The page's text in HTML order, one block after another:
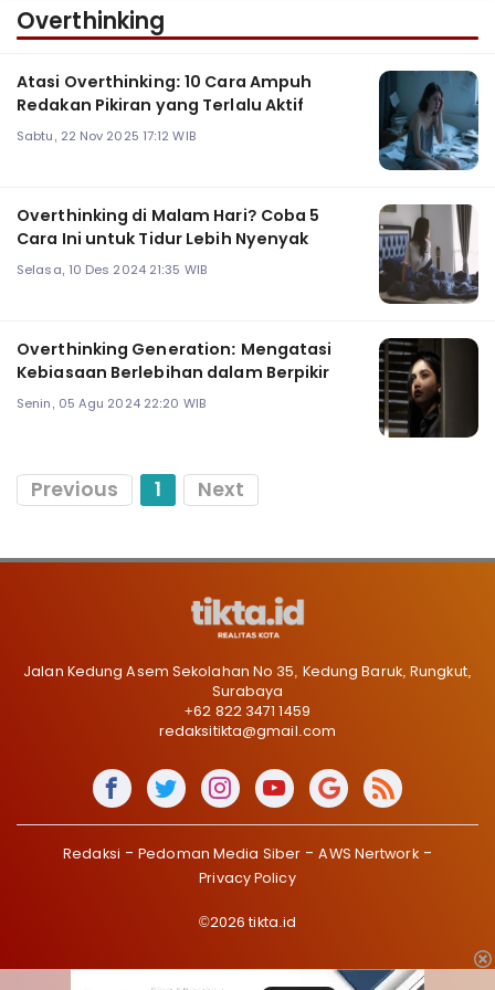
Overthinking
Atasi Overthinking: 10 Cara Ampuh
Redakan Pikiran yang Terlalu Aktif
Sabtu, 22 Nov 2025 17:12 WIB
Overthinking di Malam Hari? Coba 5
Cara Ini untuk Tidur Lebih Nyenyak
Selasa, 10 Des 2024 21:35 WIB
Overthinking Generation: Mengatasi
Kebiasaan Berlebihan dalam Berpikir
Senin, 05 Agu 2024 22:20 WIB
Previous 1 Next
Jalan Kedung Asem Sekolahan No 35, Kedung Baruk, Rungkut,
Surabaya
+62 822 3471 1459
redaksitikta@gmail.com
Redaksi Pedoman Media Siber
AWS Nertwork
Privacy Policy
©2026 tikta.id